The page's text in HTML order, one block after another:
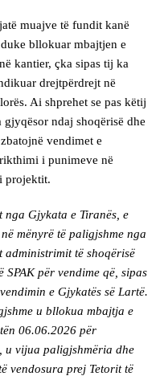
muajve të fundit kanë
bllokuar mbajtjen e
kantier, çka sipas tij ka
drejtpërdrejt në
Ai shprehet se pas këtij
ndaj shoqërisë dhe
vendimet e
i punimeve në
projektit.
nga Gjykata e Tiranës, e
mënyrë të paligjshme nga
të shoqërisë
për vendime që, sipas
e Gjykatës së Lartë.
u bllokua mbajtja e
06.06.2026 për
u vijua paligjshmëria dhe
vendosura prej Tetorit të